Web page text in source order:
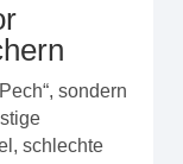
sondern
schlechte